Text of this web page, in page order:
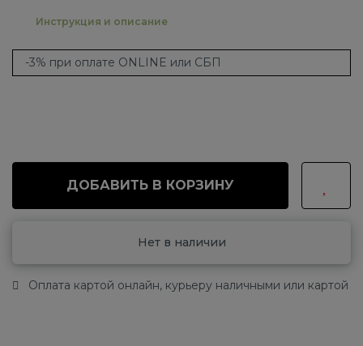
Инструкция и описание
-3% при оплате ONLINE или СБП
ДОБАВИТЬ В КОРЗИНУ
Нет в наличии
Оплата картой онлайн, курьеру наличными или картой